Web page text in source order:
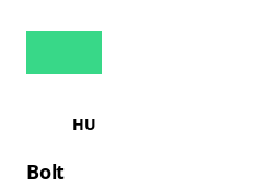
HU
Bolt